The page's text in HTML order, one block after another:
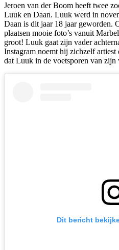
Jeroen van der Boom heeft twee
Luuk en Daan. Luuk werd in
Daan is dit jaar 18 jaar geworden.
plaatsen mooie foto’s vanuit
groot! Luuk gaat zijn vader
Instagram noemt hij zichzelf
dat Luuk in de voetsporen van zijn
Dit bericht